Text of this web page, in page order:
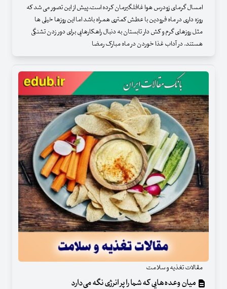
امسال گرمای زودرس هوا غافلگیرمان کرده است.پیش از این تصور می شد که
روزه داری در ماه فرودین با عطش کمتری همراه باشد اما این روزها خیلی ها
مثل روزهای گرم و کش دار تابستان به دنبال راهکارهایی برای دور زدن تشنگی
هستند. در آداب غذا خوردن در ماه مبارک رمضا
مقالات تغذیه و سلامت
میان وعده‌هایی که شما را پر انرژی نگه می‌دارد